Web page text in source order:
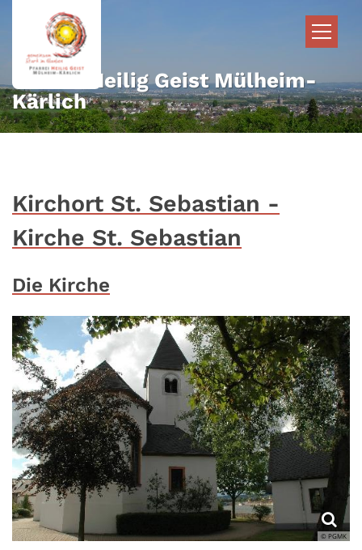
Zum Inhalt springen
Pfarrei Heilig Geist Mülheim-
Kärlich
Kirchort St. Sebastian -
Kirche St. Sebastian
Die Kirche
© PGMK